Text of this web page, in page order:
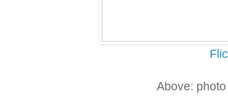
Above: